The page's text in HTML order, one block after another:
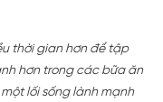
thời gian hơn để tập
hơn trong các bữa ăn
lối sống lành mạnh